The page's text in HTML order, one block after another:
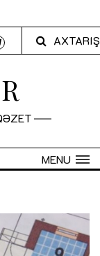
AXTARIŞ
MENU